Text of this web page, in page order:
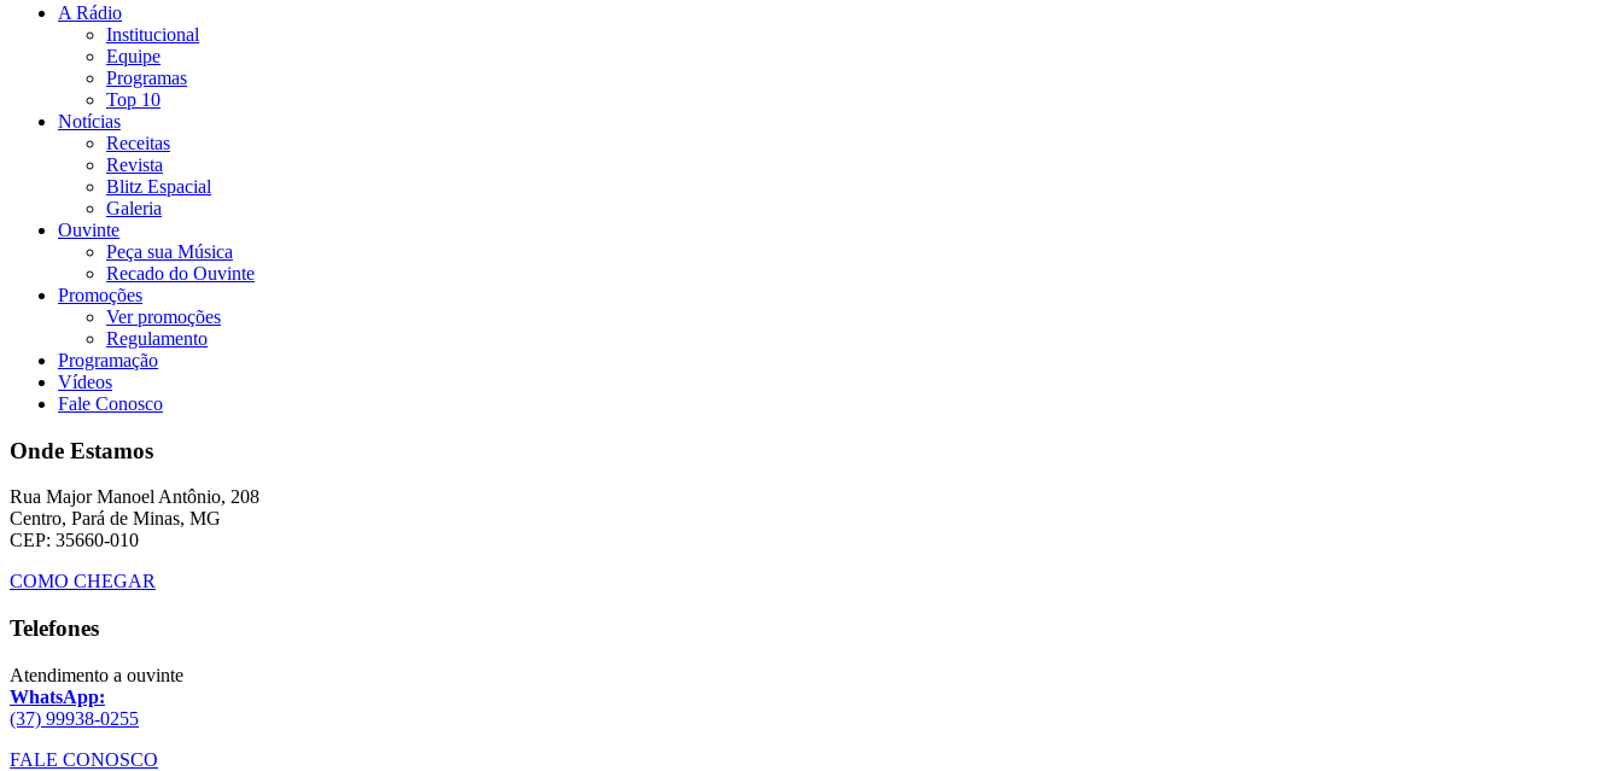
A Rádio
Institucional
Equipe
Programas
Top 10
Notícias
Receitas
Revista
Blitz Espacial
Galeria
Ouvinte
Peça sua Música
Recado do Ouvinte
Promoções
Ver promoções
Regulamento
Programação
Vídeos
Fale Conosco
Onde Estamos
Rua Major Manoel Antônio, 208
Centro, Pará de Minas, MG
CEP: 35660-010
COMO CHEGAR
Telefones
Atendimento a ouvinte
WhatsApp:
(37) 99938-0255
FALE CONOSCO